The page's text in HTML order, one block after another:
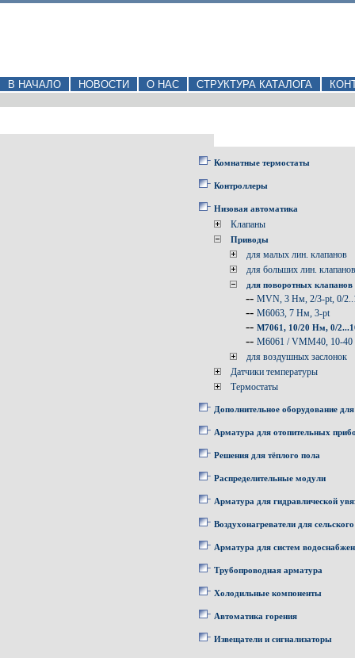
В НАЧАЛО НОВОСТИ О НАС СТРУКТУРА КАТАЛОГА
Комнатные термостаты
Контроллеры
Низовая автоматика
Клапаны
Приводы
для малых лин. клапанов
для больших лин. клапанов
для поворотных клапанов
-- MVN, 3 Нм, 2/3-pt, 0/
-- M6063, 7 Нм, 3-pt
-- M7061, 10/20 Hм, 0/
-- M6061 / VMM40, 10-
для воздушных заслонок
Датчики температуры
Термостаты
Дополнительное оборудование
Арматура для отопительных
Решения для тёплого пола
Распределительные модули
Арматура для гидравлической
Воздухонагреватели для
Арматура для систем
Трубопроводная арматура
Холодильные компоненты
Автоматика горения
Извещатели и сигнализаторы